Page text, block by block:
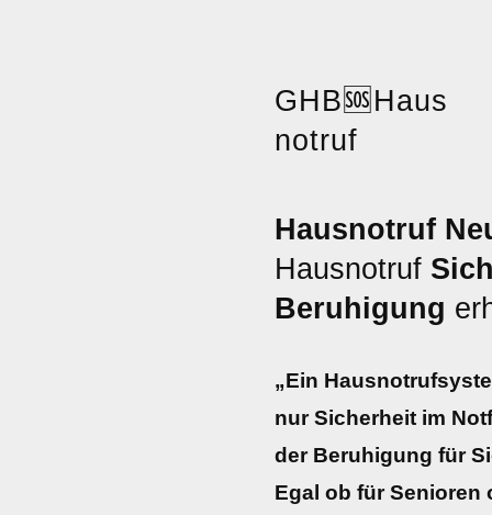
GHB🆘 Haus
notruf
Hausnotruf
Hausnotruf
Beruhigung
„Ein
nur Sicherheit im
der Beruhigung für
Egal ob für Senioren